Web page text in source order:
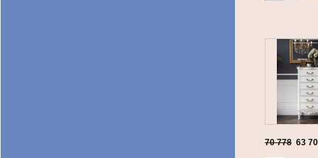
70 778 63